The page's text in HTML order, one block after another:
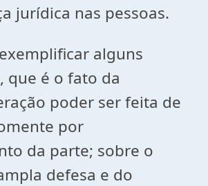
jurídica nas pessoas.
alguns
que é o fato da
poder ser feita de
por
da parte; sobre o
defesa e do